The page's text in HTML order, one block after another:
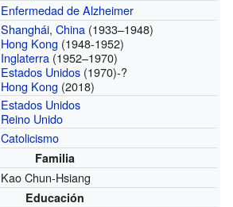
Enfermedad de Alzheimer
Shanghái,China (1933–1948)
Hong Kong (1948-1952)
Inglaterra (1952–1970)
Estados Unidos (1970)-?
Hong Kong (2018)
Estados Unidos
Reino Unido
Catolicismo
Familia
Kao Chun-Hsiang
Educación